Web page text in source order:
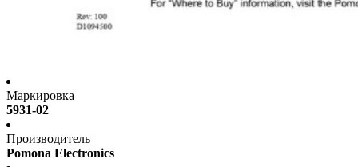
Маркировка
5931-02
Производитель
Pomona Electronics